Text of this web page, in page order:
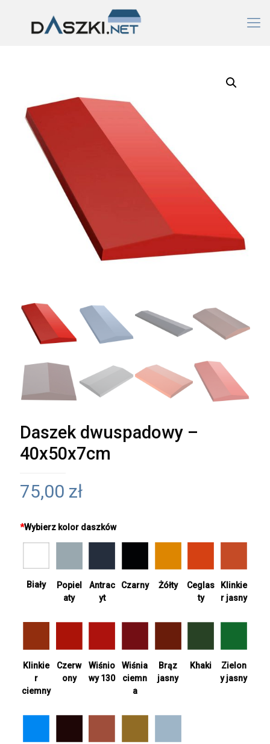
Daszek dwuspadowy –
40x50x7cm
75,00 zł
*Wybierz kolor daszków
Biały
Popiel
aty
Antrac
yt
Czarny Żółty
Ceglas
ty
Klinkie
r jasny
Klinkie
r
ciemny
Czerw
ony
Wiśnio
wy 130
Wiśnia
ciemn
a
Brąz
jasny
Khaki
Zielon
y jasny